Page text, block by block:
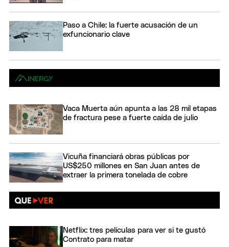
Paso a Chile: la fuerte acusación de un
exfuncionario clave
Vaca Muerta aún apunta a las 28 mil etapas
de fractura pese a fuerte caída de julio
Vicuña financiará obras públicas por
US$250 millones en San Juan antes de
extraer la primera tonelada de cobre
Netflix: tres películas para ver si te gustó
Contrato para matar